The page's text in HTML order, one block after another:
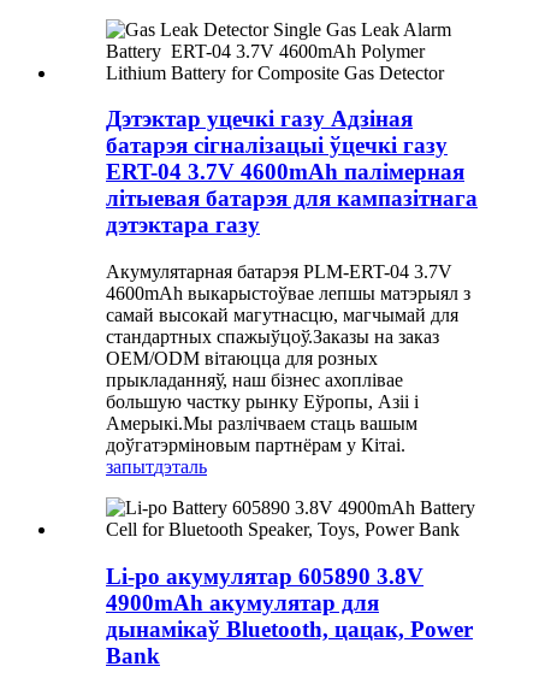
Дэтэктар уцечкі газу Адзіная
батарэя сігналізацыі ўцечкі газу
ERT-04 3.7V 4600mAh палімерная
літыевая батарэя для кампазітнага
дэтэктара газу
Акумулятарная батарэя PLM-ERT-04 3.7V
4600mAh выкарыстоўвае лепшы матэрыял з
самай высокай магутнасцю, магчымай для
стандартных спажыўцоў.Заказы на заказ
OEM/ODM вітаюцца для розных
прыкладанняў, наш бізнес ахоплівае
большую частку рынку Еўропы, Азіі і
Амерыкі.Мы разлічваем стаць вашым
доўгатэрміновым партнёрам у Кітаі.
запытдэталь
Li-po акумулятар 605890 3.8V
4900mAh акумулятар для
дынамікаў Bluetooth, цацак, Power
Bank